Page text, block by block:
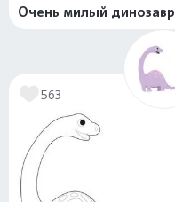
Очень милый динозавр
563